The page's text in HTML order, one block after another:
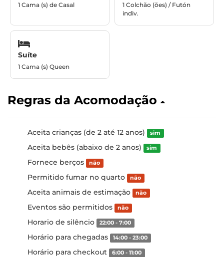
1 Cama (s) de Casal
1 Colchão (ões) / Futón
indiv.
Suíte
1 Cama (s) Queen
Regras da Acomodação
Aceita crianças (de 2 até 12 anos) sim
Aceita bebês (abaixo de 2 anos) sim
Fornece berços não
Permitido fumar no quarto não
Aceita animais de estimação não
Eventos são permitidos não
Horario de silêncio 22:00 - 7:00
Horário para chegadas 14:00 - 23:00
Horário para checkout 6:00 - 11:00